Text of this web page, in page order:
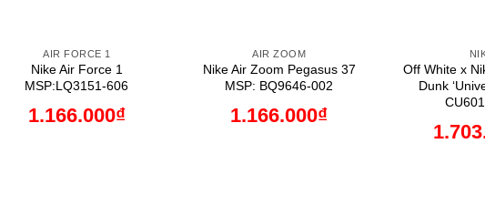
AIR FORCE 1
Nike Air Force 1
MSP:LQ3151-606
1.166.000₫
AIR ZOOM
Nike Air Zoom Pegasus 37
MSP: BQ9646-002
1.166.000₫
Off White x
Dunk